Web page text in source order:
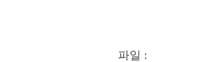
파일 :